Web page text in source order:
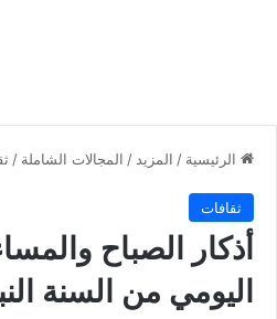
الرئيسية / المزيد / المجالات الشاملة /
ثقافات
أذكار الصباح
اليومي من السنة